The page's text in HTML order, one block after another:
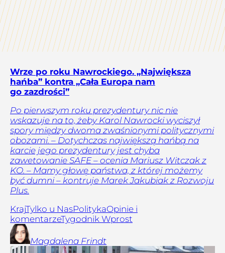
Wrze po roku Nawrockiego. „Największa
hańba” kontra „Cała Europa nam
go zazdrości”
Po pierwszym roku prezydentury nic nie
wskazuje na to, żeby Karol Nawrocki wyciszył
spory między dwoma zwaśnionymi politycznymi
obozami. – Dotychczas największą hańbą na
karcie jego prezydentury jest chyba
zawetowanie SAFE – ocenia Mariusz Witczak z
KO. – Mamy głowę państwa, z której możemy
być dumni – kontruje Marek Jakubiak z Rozwoju
Plus.
KrajTylko u NasPolitykaOpinie i
komentarzeTygodnik Wprost
Magdalena Frindt